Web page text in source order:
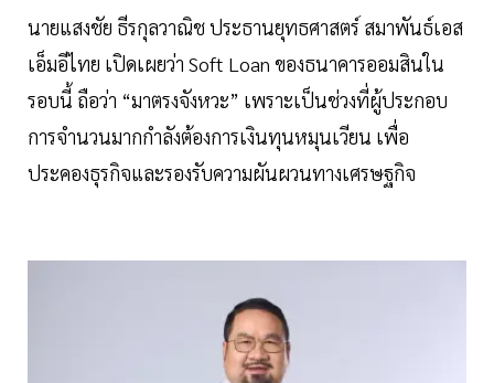
นายแสงชัย ธีรกุลวาณิช ประธานยุทธศาสตร์ สมาพันธ์เอส
เอ็มอีไทย เปิดเผยว่า Soft Loan ของธนาคารออมสินใน
รอบนี้ ถือว่า “มาตรงจังหวะ” เพราะเป็นช่วงที่ผู้ประกอบ
การจำนวนมากกำลังต้องการเงินทุนหมุนเวียน เพื่อ
ประคองธุรกิจและรองรับความผันผวนทางเศรษฐกิจ